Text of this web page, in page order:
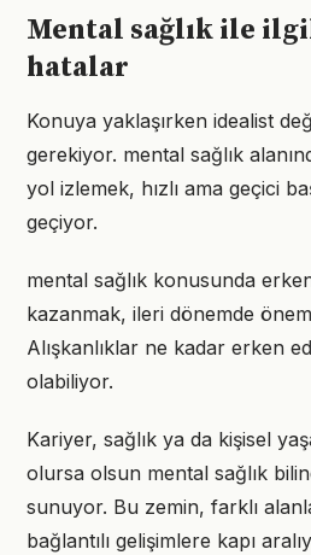
Mental sağlık ile
hatalar
Konuya yaklaşırken idealist
gerekiyor. mental sağlık
yol izlemek, hızlı ama geçici
geçiyor.
mental sağlık konusunda
kazanmak, ileri dönemde
Alışkanlıklar ne kadar erken
olabiliyor.
Kariyer, sağlık ya da kişisel
olursa olsun mental sağlık
sunuyor. Bu zemin, farklı
bağlantılı gelişimlere kapı